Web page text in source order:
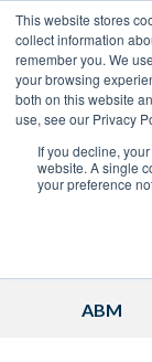
This website stores
collect information
remember you. We
your browsing
both on this website
use, see our Privacy
If you decline,
website. A single
your preference
Home Blog
Inbound
ABM